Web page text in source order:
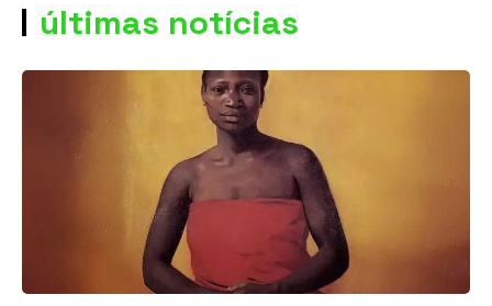
últimas notícias